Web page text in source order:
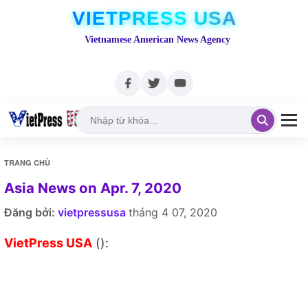
VIETPRESS USA
Vietnamese American News Agency
TRANG CHỦ
Asia News on Apr. 7, 2020
Đăng bởi: vietpressusa tháng 4 07, 2020
VietPress USA ():